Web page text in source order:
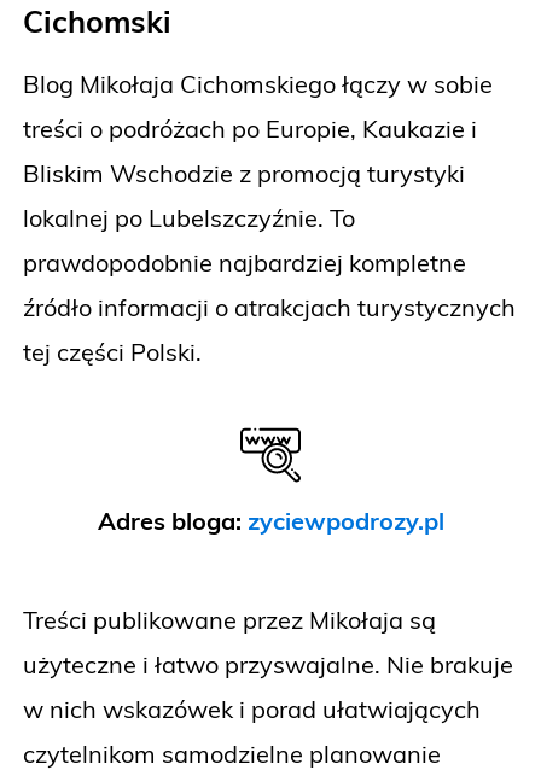
Cichomski
Blog Mikołaja Cichomskiego łączy w sobie
treści o podróżach po Europie, Kaukazie i
Bliskim Wschodzie z promocją turystyki
lokalnej po Lubelszczyźnie. To
prawdopodobnie najbardziej kompletne
źródło informacji o atrakcjach turystycznych
tej części Polski.
Adres bloga: zyciewpodrozy.pl
Treści publikowane przez Mikołaja są
użyteczne i łatwo przyswajalne. Nie brakuje
w nich wskazówek i porad ułatwiających
czytelnikom samodzielne planowanie